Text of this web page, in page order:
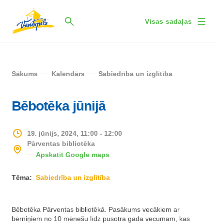
Visas sadaļas
Sākums Kalendārs Sabiedrība un izglītība
Bēbotēka jūnijā
19. jūnijs, 2024, 11:00 - 12:00
Pārventas bibliotēka
Apskatīt Google maps
Tēma: Sabiedrība un izglītība
Bēbotēka Pārventas bibliotēkā. Pasākums vecākiem ar
bērniņiem no 10 mēnešu līdz pusotra gada vecumam, kas